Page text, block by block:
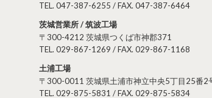
TEL. 047-387-6255 / FAX. 047-387-6464
茨城営業所 / 筑波工場
〒300-4212 茨城県つくば市神郡371
TEL. 029-867-1269 / FAX. 029-867-1168
土浦工場
〒300-0011 茨城県土浦市神立中央5丁目25番2
TEL. 029-875-5831 / FAX. 029-875-5834